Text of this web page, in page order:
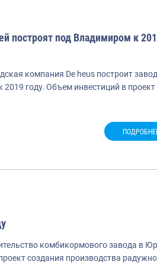
построят под Владимиром к
компания De heus построит
году. Объем инвестиций в проект
комбикормового завода в
создания производства